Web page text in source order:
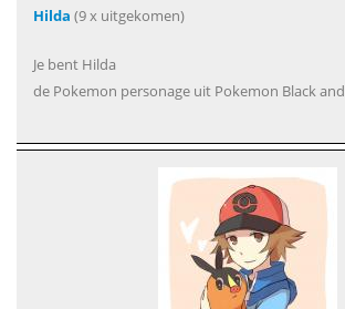
Hilda (9 x uitgekomen)
Je bent Hilda
de Pokemon personage uit Pokemon Black